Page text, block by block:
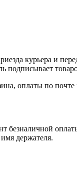
курьера и
подписывает
оплаты по почте
безналичной
держателя.